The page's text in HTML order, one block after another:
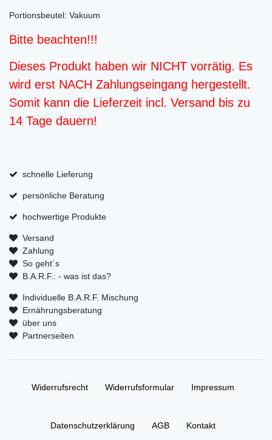
Portionsbeutel: Vakuum
Bitte beachten!!!
Dieses Produkt haben wir NICHT vorrätig. Es
wird erst NACH Zahlungseingang hergestellt.
Somit kann die Lieferzeit incl. Versand bis zu
14 Tage dauern!
schnelle Lieferung
persönliche Beratung
hochwertige Produkte
Versand
Zahlung
So geht´s
B.A.R.F.: - was ist das?
Individuelle B.A.R.F. Mischung
Ernährungsberatung
über uns
Partnerseiten
Widerrufs­recht Widerrufs­formular Impressum
Daten­schutz­erklärung AGB Kontakt